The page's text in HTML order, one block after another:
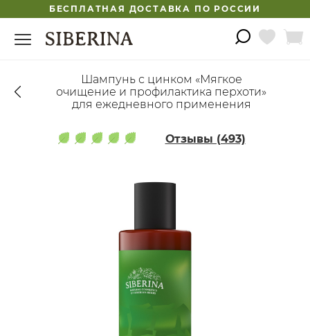
БЕСПЛАТНАЯ ДОСТАВКА ПО РОССИИ
Шампунь с цинком «Мягкое
очищение и профилактика перхоти»
для ежедневного применения
Отзывы (493)